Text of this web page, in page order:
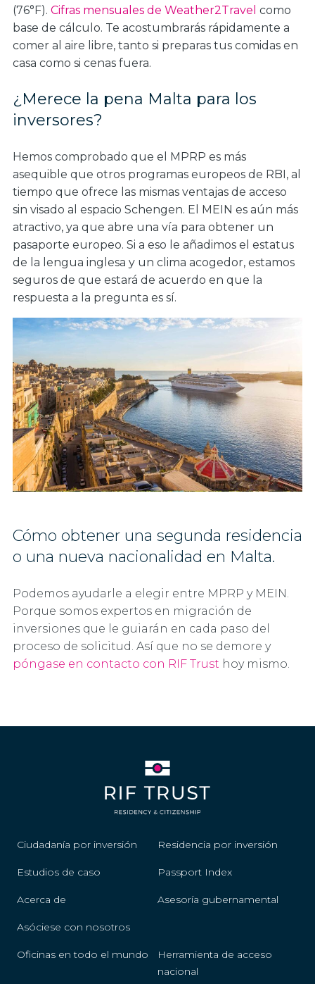
(76°F). Cifras mensuales de Weather2Travel como
base de cálculo. Te acostumbrarás rápidamente a
comer al aire libre, tanto si preparas tus comidas en
casa como si cenas fuera.
¿Merece la pena Malta para los
inversores?
Hemos comprobado que el MPRP es más
asequible que otros programas europeos de RBI, al
tiempo que ofrece las mismas ventajas de acceso
sin visado al espacio Schengen. El MEIN es aún más
atractivo, ya que abre una vía para obtener un
pasaporte europeo. Si a eso le añadimos el estatus
de la lengua inglesa y un clima acogedor, estamos
seguros de que estará de acuerdo en que la
respuesta a la pregunta es sí.
Cómo obtener una segunda residencia
o una nueva nacionalidad en Malta.
Podemos ayudarle a elegir entre MPRP y MEIN.
Porque somos expertos en migración de
inversiones que le guiarán en cada paso del
proceso de solicitud. Así que no se demore y
póngase en contacto con RIF Trust hoy mismo.
Ciudadanía por inversión Residencia por inversión
Estudios de caso Passport Index
Acerca de Asesoría gubernamental
Asóciese con nosotros
Oficinas en todo el mundo
Herramienta de acceso
nacional